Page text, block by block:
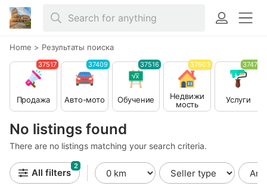
Home > Результаты поиска
No listings found
There are no listings matching your search criteria.
Продажа
37517
Авто-мото
37409
Обучение
37516
Недвижи
мость
37603
Услуги
37479
All filters
2